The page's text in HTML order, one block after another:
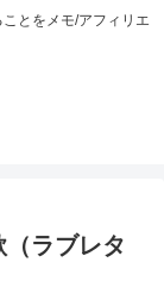
とをメモ/アフィリエ
ラブレタ